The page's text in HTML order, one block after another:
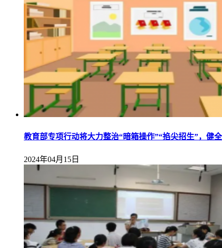
教育部专项行动将大力整治“暗箱操作”“掐尖招生”，健
2024年04月15日